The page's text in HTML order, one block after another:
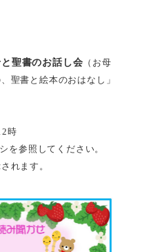
聖書のお話し会 （お母
聖書と絵本のおはなし」
時
を参照してください。
れます。